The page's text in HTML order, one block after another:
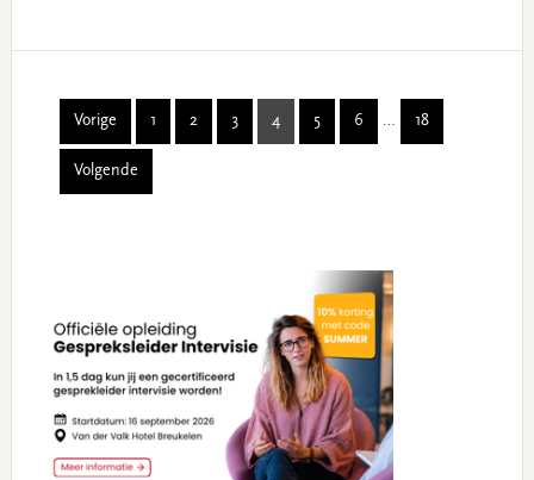
Vorige Page
1 Page
2 Page
3 Page
4 Page
5 Page
6
Interim
pages
… Page
18
Volgende